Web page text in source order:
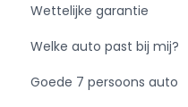
Wettelijke garantie
Welke auto past bij mij?
Goede 7 persoons auto